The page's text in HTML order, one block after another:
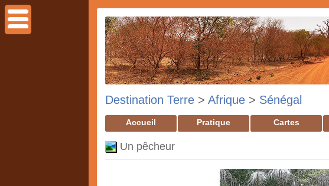
Destination Terre > Afrique > Sénégal
Accueil Pratique Cartes
Un pêcheur